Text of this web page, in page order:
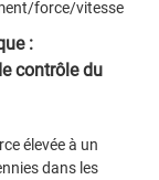
:
contrôle du
élevée à un
dans les